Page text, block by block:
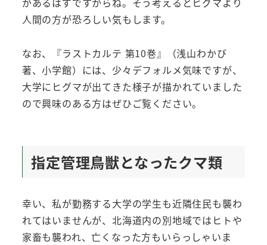
人間の方が恐ろしい気もします。
なお、『ラストカルテ 第10巻』（浅山わかび
著、小学館）には、少々デフォルメ気味ですが、
大学にヒグマが出てきた様子が描かれていました
ので興味のある方はぜひご覧ください。
指定管理鳥獣となったクマ類
幸い、私が勤務する大学の学生も近隣住民も襲わ
れてはいませんが、北海道内の別地域ではヒトや
家畜も襲われ、亡くなった方もいらっしゃいま